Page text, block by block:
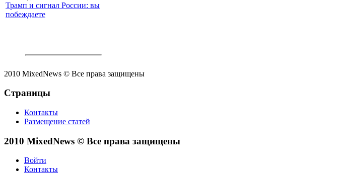
Трамп и сигнал России: вы
побеждаете
2010 MixedNews © Все права защищены
Страницы
Контакты
Размещение статей
2010 MixedNews © Все права защищены
Войти
Контакты